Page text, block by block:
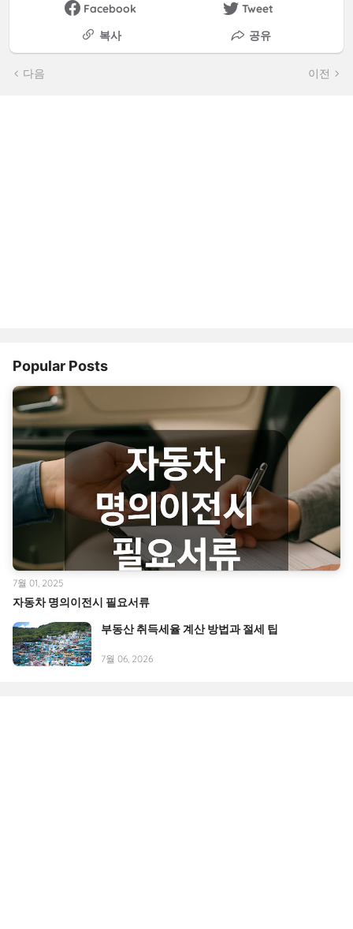
Facebook
Tweet
복사
공유
다음 이전
Popular Posts
자동차 명의이전시 필요서류
7월 01, 2025
부동산 취득세율 계산 방법과 절세 팁
7월 06, 2026